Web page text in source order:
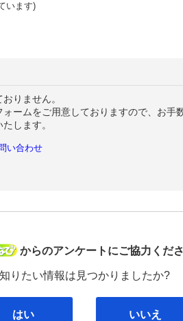
います)
りません。
ームをご用意しておりますので、お手
します。
い合わせ
病院なび
からのアンケートにご協力くださ
知りたい情報は見つかりましたか?
はい いいえ